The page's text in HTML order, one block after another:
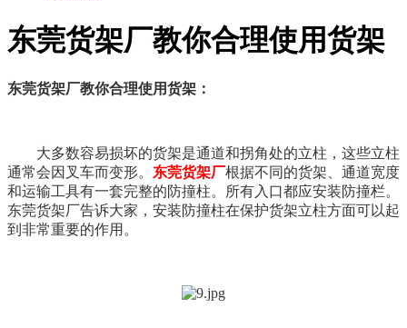
东莞货架厂教你合理使用货架
东莞货架厂教你合理使用货架：
大多数容易损坏的货架是通道和拐角处的立柱，这些立柱
通常会因叉车而变形。 东莞货架厂根据不同的货架、通道宽度
和运输工具有一套完整的防撞柱。所有入口都应安装防撞栏。
东莞货架厂告诉大家，安装防撞柱在保护货架立柱方面可以起
到非常重要的作用。